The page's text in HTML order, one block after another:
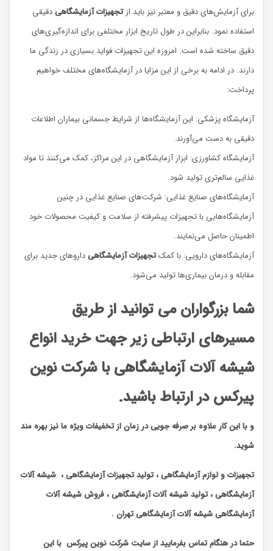
برای آزمایش‌های دقیق و معتبر نیز باید ازتجهیزات آزمایشگاهیدقیقی
استفاده نمود. بنابراین در طول تاریخ ابزار مختلفی برای اندازه‌گیری‌های
دقیق ساخته شده است. امروزه این تجهیزات فواید بسیاری در زندگی ما
دارند. در ادامه به برخی از این مزایا در آزمایشگاه‌های مختلف خواهیم
پرداخت:
آزمایشگاه پزشکی: این آزمایشگاه‌ها از شرایط جسمانی بیماران اطلاعات
دقیقی به دست می‌آورند.
آزمایشگاه کشاورزی:‌ ابزار آزمایشگاهی در این مراکز، کمک می‌کنند تا مواد
غذایی سالم‌تری تولید شود.
آزمایشگاه‌های صنایع غذایی: شرکت‌های صنایع غذایی در چنین
آزمایشگاه‌هایی با تجهیزات پیشرفته از سلامت و کیفیت محصولات خود
اطمینان حاصل می‌نمایند.
آزمایشگاه‌های دارویی:‌ با کمکتجهیزات آزمایشگاهیداروهای جدید برای
مقابله و درمان بیماری‌ها تولید می‌شود.
شما بزرگواران می توانید از طریق
مسیرهای ارتباطی زیر جهت خرید انواع
شیشه آلات آزمایشگاهی با شرکت نوین
پیرکس در ارتباط باشید.
و با این کار علاوه بر صرفه جویی در زمان از تخفیفات ویژه ما نیز بهره مند
شوید.
تجهیزات و لوازم آزمایشگاهی ، تولید تجهیزات آزمایشگاهی ، شیشه آلات
آزمایشگاهی ، تولید شیشه آلات آزمایشگاهی ، فروش شیشه آلات
آزمایشگاهی شیشه آلات آزمایشگاهی تهران .
حتما در هنگام تماس بفرمایید از سایت شرکت نوین پیرکس با این